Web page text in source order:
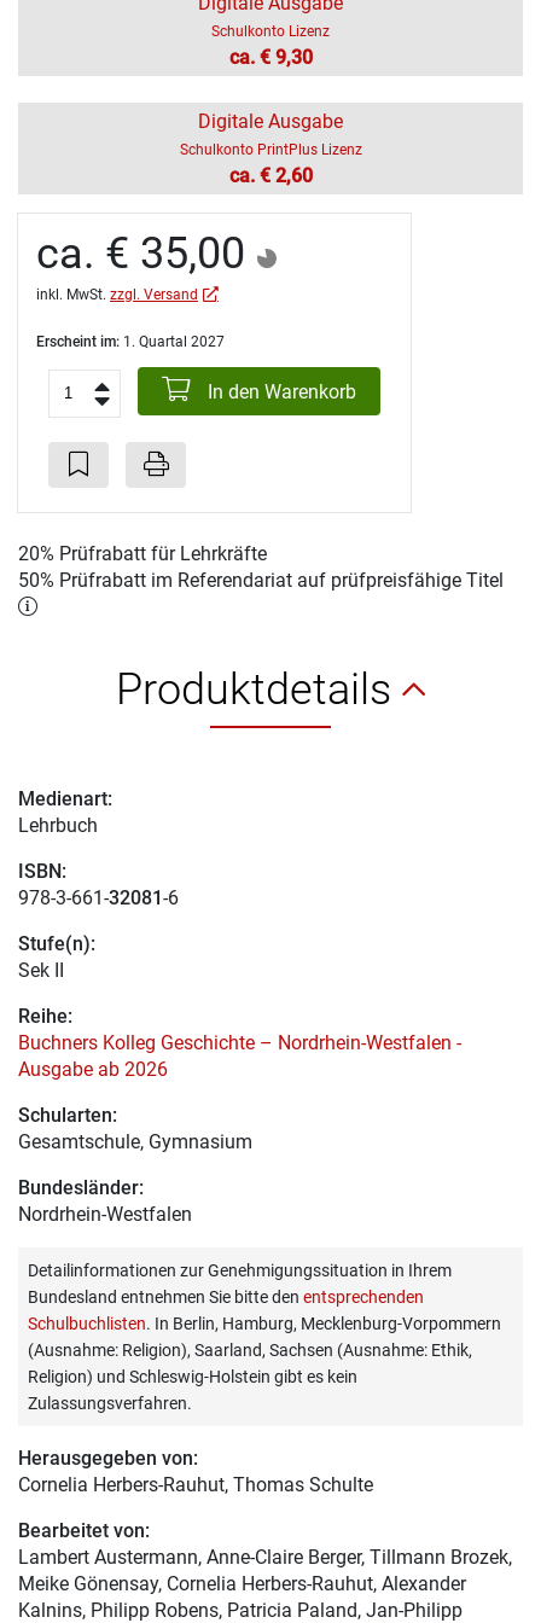
Schulkonto Lizenz
ca. € 9,30
Digitale Ausgabe
Schulkonto PrintPlus Lizenz
ca. € 2,60
ca. € 35,00
inkl. MwSt. zzgl. Versand
Erscheint im: 1. Quartal 2027
In den Warenkorb
20% Prüfrabatt für Lehrkräfte
50% Prüfrabatt im Referendariat auf prüfpreisfähige Titel
Produktdetails
Medienart:
Lehrbuch
ISBN:
978-3-661-32081-6
Stufe(n):
Sek II
Reihe:
Buchners Kolleg Geschichte – Nordrhein-Westfalen -
Ausgabe ab 2026
Schularten:
Gesamtschule, Gymnasium
Bundesländer:
Nordrhein-Westfalen
Detailinformationen zur Genehmigungssituation in Ihrem
Bundesland entnehmen Sie bitte den entsprechenden
Schulbuchlisten. In Berlin, Hamburg, Mecklenburg-Vorpommern
(Ausnahme: Religion), Saarland, Sachsen (Ausnahme: Ethik,
Religion) und Schleswig-Holstein gibt es kein
Zulassungsverfahren.
Herausgegeben von:
Cornelia Herbers-Rauhut, Thomas Schulte
Bearbeitet von:
Lambert Austermann, Anne-Claire Berger, Tillmann Brozek,
Meike Gönensay, Cornelia Herbers-Rauhut, Alexander
Kalnins, Philipp Robens, Patricia Paland, Jan-Philipp